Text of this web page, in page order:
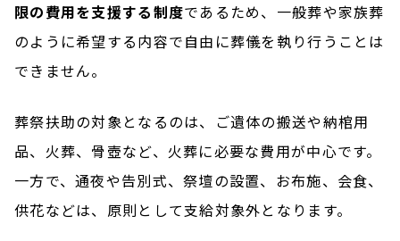
限の費用を支援する制度であるため、一般葬や家族葬
のように希望する内容で自由に葬儀を執り行うことは
できません。
葬祭扶助の対象となるのは、ご遺体の搬送や納棺用
品、火葬、骨壺など、火葬に必要な費用が中心です。
一方で、通夜や告別式、祭壇の設置、お布施、会食、
供花などは、原則として支給対象外となります。